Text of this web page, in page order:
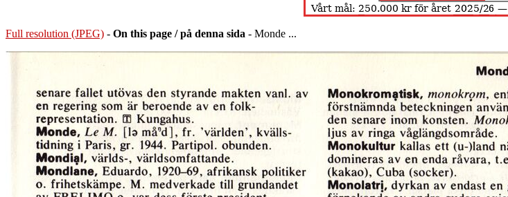
Full resolution (JPEG) - On this page / på denna sida - Monde ...